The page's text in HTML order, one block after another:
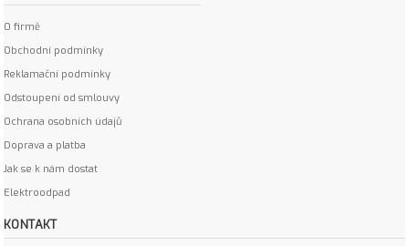
O firmě
Obchodní podmínky
Reklamační podmínky
Odstoupení od smlouvy
Ochrana osobních údajů
Doprava a platba
Jak se k nám dostat
Elektroodpad
KONTAKT